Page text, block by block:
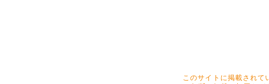
このサイトに掲載されて